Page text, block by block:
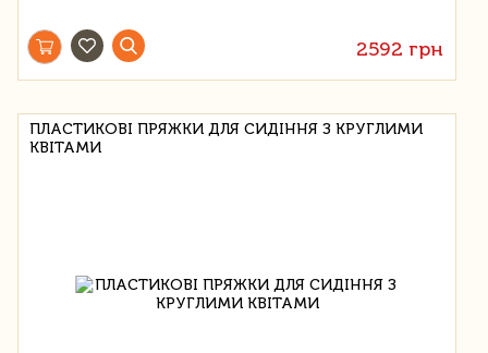
2592 грн
ПЛАСТИКОВІ ПРЯЖКИ ДЛЯ СИДІННЯ З КРУГЛИМИ
КВІТАМИ